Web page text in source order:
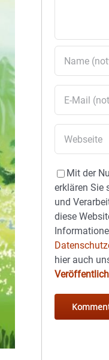
Mit der
erklären Sie
und
diese
hier auch